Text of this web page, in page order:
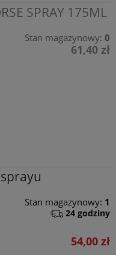
SPRAY 175ML
Stan magazynowy: 0
61,40 zł
Stan magazynowy: 1
24 godziny
54,00 zł